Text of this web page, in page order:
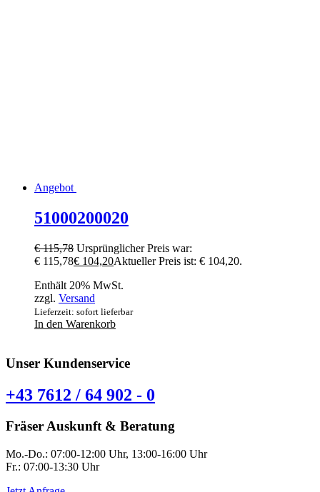
Angebot
51000200020
€115,78 Ursprünglicher Preis war:
€ 115,78€ 104,20Aktueller Preis ist: € 104,20.
Enthält 20% MwSt.
zzgl. Versand
Lieferzeit: sofort lieferbar
In den Warenkorb
Unser Kundenservice
+43 7612 / 64 902 - 0
Fräser Auskunft & Beratung
Mo.-Do.: 07:00-12:00 Uhr, 13:00-16:00 Uhr
Fr.: 07:00-13:30 Uhr